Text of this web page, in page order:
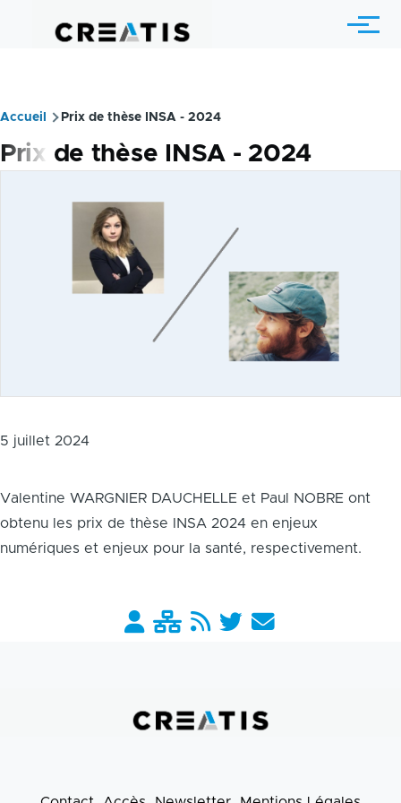
Menu
Fil
d'Ariane
Accueil Prix de thèse INSA - 2024
Prix de thèse INSA - 2024
5 juillet 2024
Valentine WARGNIER DAUCHELLE et Paul NOBRE ont
obtenu les prix de thèse INSA 2024 en enjeux
numériques et enjeux pour la santé, respectivement.
Barre